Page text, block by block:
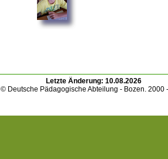
Letzte Änderung: 10.08.2026
© Deutsche Pädagogische Abteilung - Bozen. 2000